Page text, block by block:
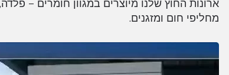
ארונות החוץ שלנו מיוצרים במגוון חומרים –
מחליפי חום ומזגנים.